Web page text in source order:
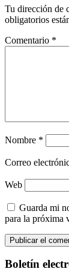
Tu dirección de
obligatorios
Comentario *
Nombre *
Correo
Web
Guarda mi
para la próxima
Boletín